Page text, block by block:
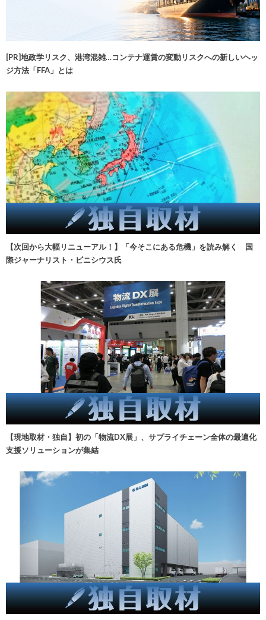
[PR]地政学リスク、港湾混雑…コンテナ運賃の変動リスクへの新しいヘッ
ジ方法「FFA」とは
【次回から大幅リニューアル！】「今そこにある危機」を読み解く 国
際ジャーナリスト・ビニシウス氏
【現地取材・独自】初の「物流DX展」、サプライチェーン全体の最適化
支援ソリューションが集結